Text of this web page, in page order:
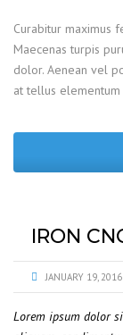
Curabitur maximus
Maecenas turpis
dolor. Aenean vel
at tellus elementum
IRON
JANUARY 19, 2016
Lorem ipsum dolor